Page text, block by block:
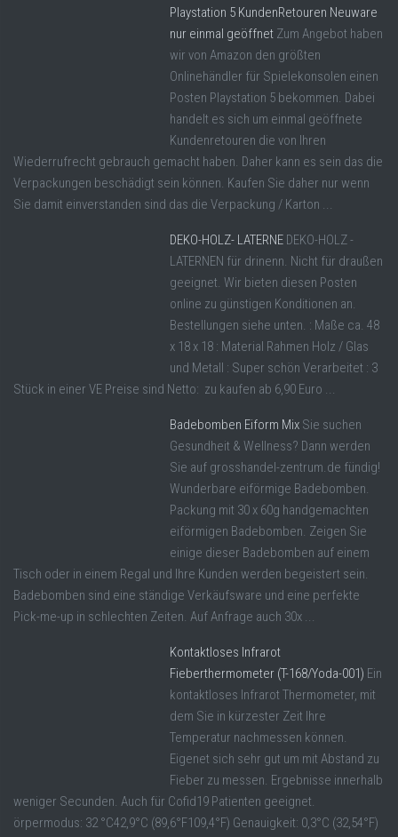
Playstation 5 KundenRetouren Neuware
nur einmal geöffnet Zum Angebot haben
wir von Amazon den größten
Onlinehändler für Spielekonsolen einen
Posten Playstation 5 bekommen. Dabei
handelt es sich um einmal geöffnete
Kundenretouren die von Ihren
Wiederrufrecht gebrauch gemacht haben. Daher kann es sein das die
Verpackungen beschädigt sein können. Kaufen Sie daher nur wenn
Sie damit einverstanden sind das die Verpackung / Karton ...
DEKO-HOLZ- LATERNE DEKO-HOLZ -
LATERNEN für drinenn. Nicht für draußen
geeignet. Wir bieten diesen Posten
online zu günstigen Konditionen an.
Bestellungen siehe unten. : Maße ca. 48
x 18 x 18 : Material Rahmen Holz / Glas
und Metall : Super schön Verarbeitet : 3
Stück in einer VE Preise sind Netto: zu kaufen ab 6,90 Euro ...
Badebomben Eiform Mix Sie suchen
Gesundheit & Wellness? Dann werden
Sie auf grosshandel-zentrum.de fündig!
Wunderbare eiförmige Badebomben.
Packung mit 30 x 60g handgemachten
eiförmigen Badebomben. Zeigen Sie
einige dieser Badebomben auf einem
Tisch oder in einem Regal und Ihre Kunden werden begeistert sein.
Badebomben sind eine ständige Verkäufsware und eine perfekte
Pick-me-up in schlechten Zeiten. Auf Anfrage auch 30x ...
Kontaktloses Infrarot
Fieberthermometer (T-168/Yoda-001) Ein
kontaktloses Infrarot Thermometer, mit
dem Sie in kürzester Zeit Ihre
Temperatur nachmessen können.
Eigenet sich sehr gut um mit Abstand zu
Fieber zu messen. Ergebnisse innerhalb
weniger Secunden. Auch für Cofid19 Patienten geeignet.
örpermodus: 32 °C42,9°C (89,6°F109,4°F) Genauigkeit: 0,3°C (32,54°F)